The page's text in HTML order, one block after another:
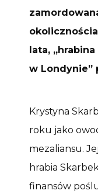
lata,
w Londynie”
Krystyna
roku jako
mezaliansu.
hrabia
finansów